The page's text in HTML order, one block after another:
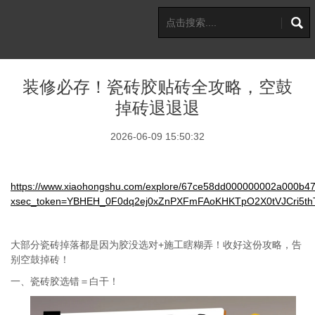
装修必存！瓷砖胶贴砖全攻略，空鼓
掉砖退退退
2026-06-09 15:50:32
https://www.xiaohongshu.com/explore/
大部分瓷砖掉落都是因为胶没选对+施工瞎糊弄！收好这份攻略，告
别空鼓掉砖！
一、 瓷砖胶选错＝白干！